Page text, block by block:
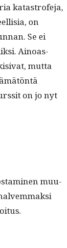
katas­tro­fe­ja,
on
Se ei
Ain­oas­
mut­ta
on jo nyt
muu­